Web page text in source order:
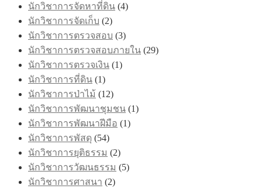
นักวิชาการจัดหาที่ดิน (4)
นักวิชาการจัดเก็บ (2)
นักวิชาการตรวจสอบ (3)
นักวิชาการตรวจสอบภายใน (29)
นักวิชาการตรวจเงิน (1)
นักวิชาการที่ดิน (1)
นักวิชาการป่าไม้ (12)
นักวิชาการพัฒนาชุมชน (1)
นักวิชาการพัฒนาฝีมือ (1)
นักวิชาการพัสดุ (54)
นักวิชาการยุติธรรม (2)
นักวิชาการวัฒนธรรม (5)
นักวิชาการศาสนา (2)